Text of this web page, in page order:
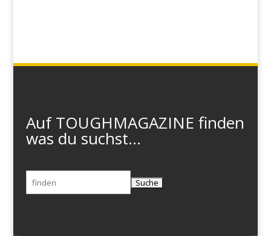
Auf TOUGHMAGAZINE finden
was du suchst...
Suchen
nach: